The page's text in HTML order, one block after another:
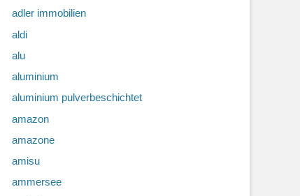
adler immobilien
aldi
alu
aluminium
aluminium pulverbeschichtet
amazon
amazone
amisu
ammersee